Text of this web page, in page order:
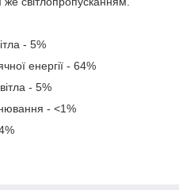
- 5%
енергії - 64%
- 5%
- <1%